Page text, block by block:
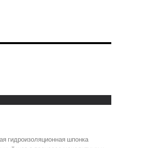
гидроизоляционная шпонка